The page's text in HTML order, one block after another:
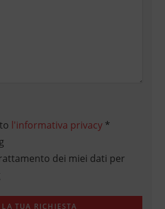
l'informativa privacy*
dei miei dati per